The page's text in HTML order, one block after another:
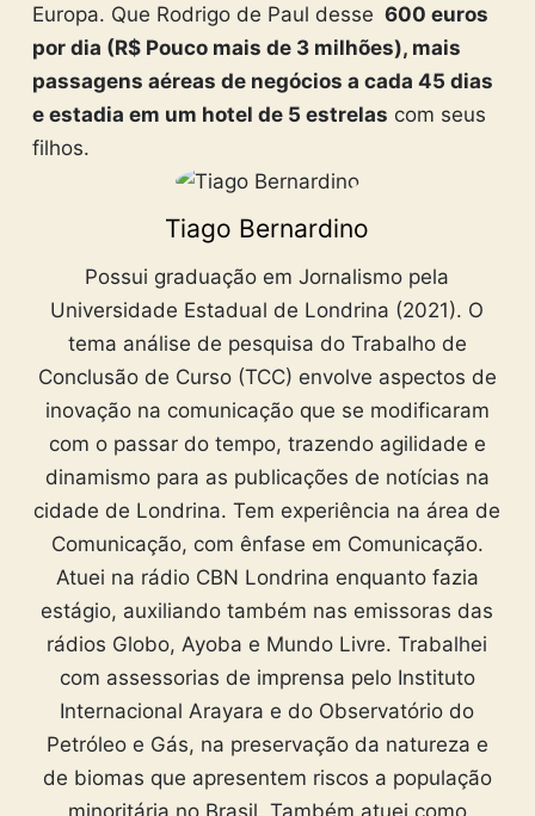
Europa. Que Rodrigo de Paul desse 600 euros
por dia (R$ Pouco mais de 3 milhões), mais
passagens aéreas de negócios a cada 45 dias
e estadia em um hotel de 5 estrelas com seus
filhos.
Tiago Bernardino
Possui graduação em Jornalismo pela
Universidade Estadual de Londrina (2021). O
tema análise de pesquisa do Trabalho de
Conclusão de Curso (TCC) envolve aspectos de
inovação na comunicação que se modificaram
com o passar do tempo, trazendo agilidade e
dinamismo para as publicações de notícias na
cidade de Londrina. Tem experiência na área de
Comunicação, com ênfase em Comunicação.
Atuei na rádio CBN Londrina enquanto fazia
estágio, auxiliando também nas emissoras das
rádios Globo, Ayoba e Mundo Livre. Trabalhei
com assessorias de imprensa pelo Instituto
Internacional Arayara e do Observatório do
Petróleo e Gás, na preservação da natureza e
de biomas que apresentem riscos a população